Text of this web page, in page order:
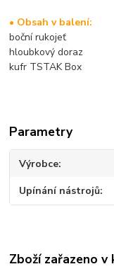
• Obsah v balení:
boční rukojeť
hloubkový doraz
kufr TSTAK Box
Parametry
Výrobce
Upínání nástrojů
Zboží zařazeno v